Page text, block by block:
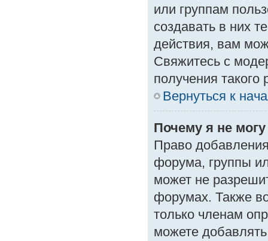
или группам
создавать в них
действия, вам
Свяжитесь с
получения такого
Вернуться к
Почему я не
Право
форума, группы
может не
форумах. Также
только членам
можете